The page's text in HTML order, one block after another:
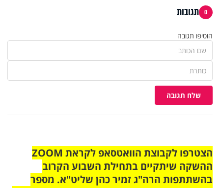
0 תגובות
הוסיפו תגובה
שלח תגובה
הצטרפו לקבוצת הוואטסאפ לקראת ZOOM
ההשקה שיתקיים בתחילת השבוע הקרוב
בהשתתפות הרה"ג זמיר כהן שליט"א. מספר